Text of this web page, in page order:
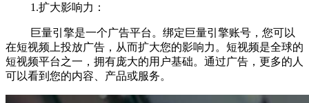
1.扩大影响力：
巨量引擎是一个广告平台。绑定巨量引擎账号，您可以
在短视频上投放广告，从而扩大您的影响力。短视频是全球的
短视频平台之一，拥有庞大的用户基础。通过广告，更多的人
可以看到您的内容、产品或服务。